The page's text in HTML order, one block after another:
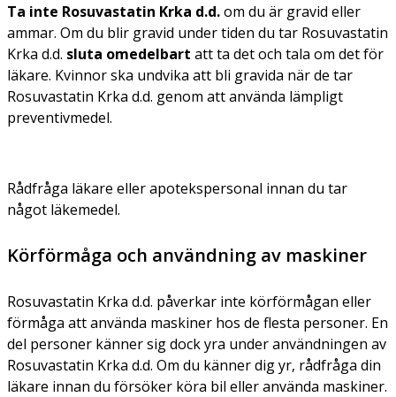
Ta inte Rosuvastatin Krka d.d.om du är gravid eller
ammar. Om du blir gravid under tiden du tar Rosuvastatin
Krka d.d. sluta omedelbart att ta det och tala om det för
läkare. Kvinnor ska undvika att bli gravida när de tar
Rosuvastatin Krka d.d. genom att använda lämpligt
preventivmedel.
Rådfråga läkare eller apotekspersonal innan du tar
något läkemedel.
Körförmåga och användning av maskiner
Rosuvastatin Krka d.d. påverkar inte körförmågan eller
förmåga att använda maskiner hos de flesta personer. En
del personer känner sig dock yra under användningen av
Rosuvastatin Krka d.d. Om du känner dig yr, rådfråga din
läkare innan du försöker köra bil eller använda maskiner.